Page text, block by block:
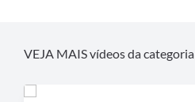
VEJA MAIS vídeos da categoria